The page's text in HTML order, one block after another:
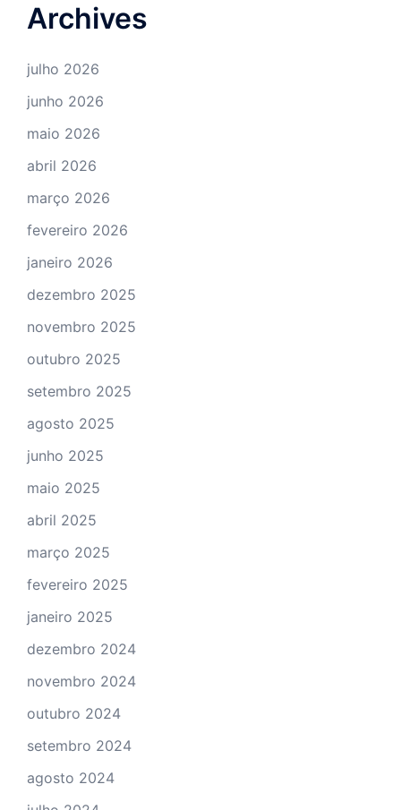
Archives
julho 2026
junho 2026
maio 2026
abril 2026
março 2026
fevereiro 2026
janeiro 2026
dezembro 2025
novembro 2025
outubro 2025
setembro 2025
agosto 2025
junho 2025
maio 2025
abril 2025
março 2025
fevereiro 2025
janeiro 2025
dezembro 2024
novembro 2024
outubro 2024
setembro 2024
agosto 2024